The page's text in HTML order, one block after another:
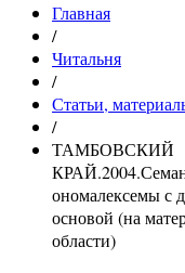
Главная
/
Читальня
/
Статьи,
/
ТАМБОВСКИЙ
ономалексемы с
основой (на
области)